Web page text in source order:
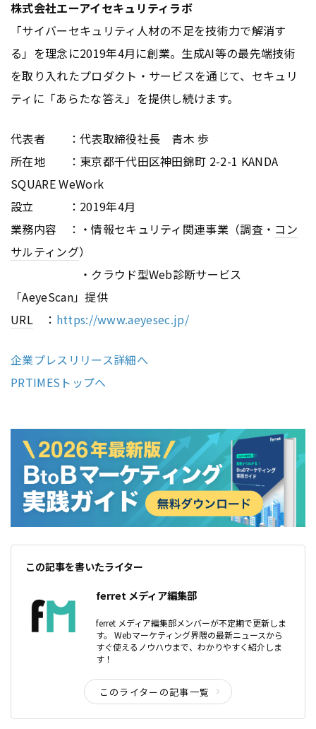
株式会社エーアイセキュリティラボ
「サイバーセキュリティ人材の不足を技術力で解消す
る」を理念に2019年4月に創業。生成AI等の最先端技術
を取り入れたプロダクト・サービスを通じて、セキュリ
ティに「あらたな答え」を提供し続けます。
代表者 ：代表取締役社長 青木 歩
所在地 ：東京都千代田区神田錦町 2-2-1 KANDA
SQUARE WeWork
設立 ：2019年4月
業務内容 ：・情報セキュリティ関連事業（調査・ コン
サルティング）
・クラウド型Web診断サービス
「AeyeScan」提供
URL： https://www.aeyesec.jp/
企業プレスリリース詳細へ
PRTIMESトップへ
この記事を書いたライター
ferret メディア編集部
ferret メディア編集部メンバーが不定期で更新しま
す。 Webマーケティング界隈の最新ニュースから
すぐ使えるノウハウまで、わかりやすく紹介しま
す！
このライターの記事一覧